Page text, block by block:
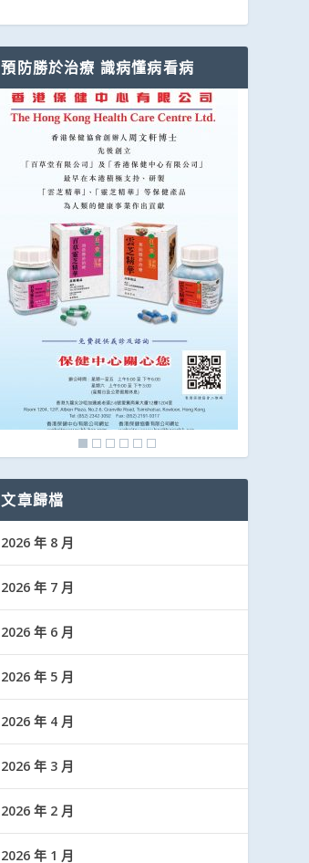
預防勝於治療 識病懂病看病
文章歸檔
2026 年 8 月
2026 年 7 月
2026 年 6 月
2026 年 5 月
2026 年 4 月
2026 年 3 月
2026 年 2 月
2026 年 1 月